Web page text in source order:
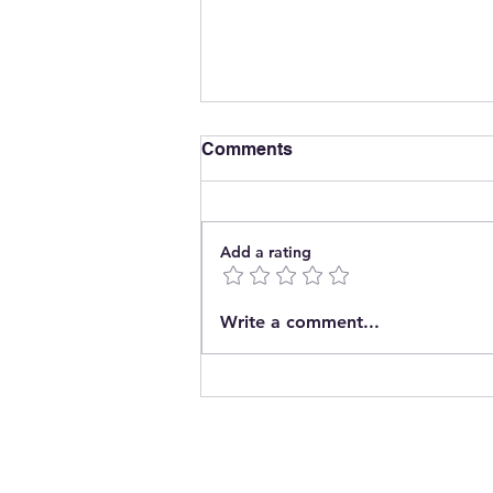
The End of Energy
Comments
Add a rating
Write a comment...